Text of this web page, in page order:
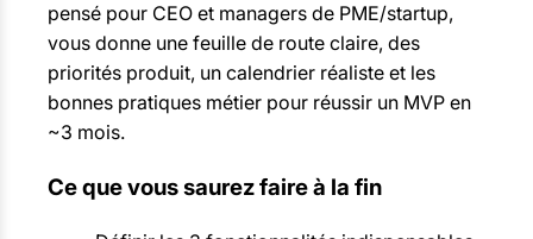
pensé pour CEO et managers de PME/startup,
vous donne une feuille de route claire, des
priorités produit, un calendrier réaliste et les
bonnes pratiques métier pour réussir un MVP en
~3 mois.
Ce que vous saurez faire à la fin